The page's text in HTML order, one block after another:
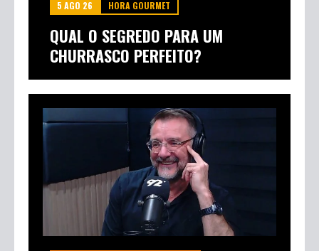
5 AGO 26 HORA GOURMET
QUAL O SEGREDO PARA UM
CHURRASCO PERFEITO?